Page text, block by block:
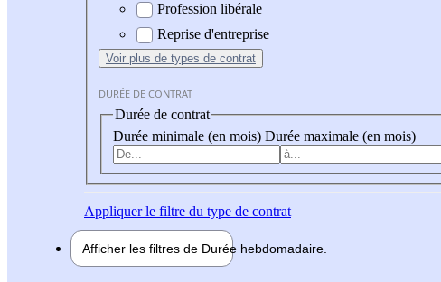
Profession libérale
Reprise d'entreprise
Voir plus de types de contrat
DURÉE DE CONTRAT
Durée de contrat
Durée minimale (en mois) Durée maximale (en mois)
Appliquerle filtre du type de contrat
Afficher les filtres de Durée hebdomadaire